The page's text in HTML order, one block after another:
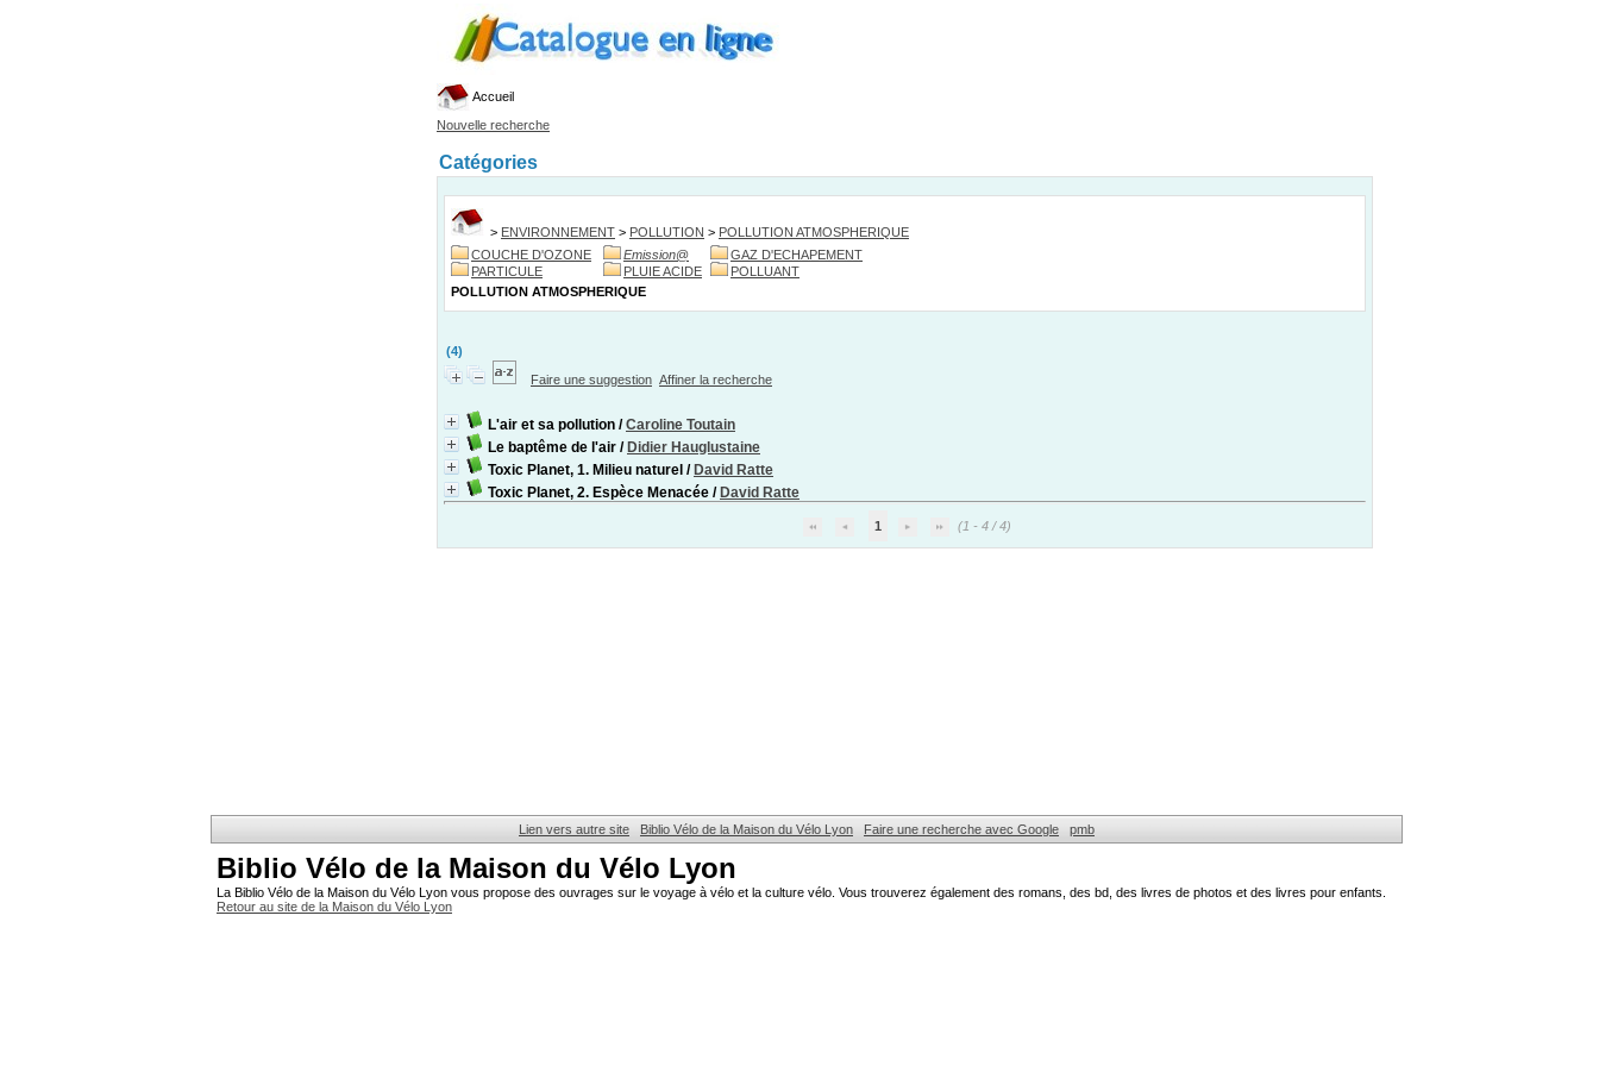
Accueil
Nouvelle recherche
Catégories
> ENVIRONNEMENT > POLLUTION > POLLUTION ATMOSPHERIQUE
COUCHE D'OZONE
Emission@
GAZ D'ECHAPEMENT
PARTICULE
PLUIE ACIDE
POLLUANT
POLLUTION ATMOSPHERIQUE
(4)
Faire une suggestion Affiner la recherche
L'air et sa pollution /Caroline Toutain
Le baptême de l'air / Didier Hauglustaine
Toxic Planet, 1. Milieu naturel / David Ratte
Toxic Planet, 2. Espèce Menacée / David Ratte
1 (1 - 4 / 4)
Lien vers autre site Biblio Vélo de la Maison du Vélo Lyon Faire une recherche avec Google pmb
Biblio Vélo de la Maison du Vélo Lyon
La Biblio Vélo de la Maison du Vélo Lyon vous propose des ouvrages sur le voyage à vélo et la culture vélo. Vous trouverez également des romans, des bd, des livres de photos et des livres pour enfants.
Retour au site de la Maison du Vélo Lyon